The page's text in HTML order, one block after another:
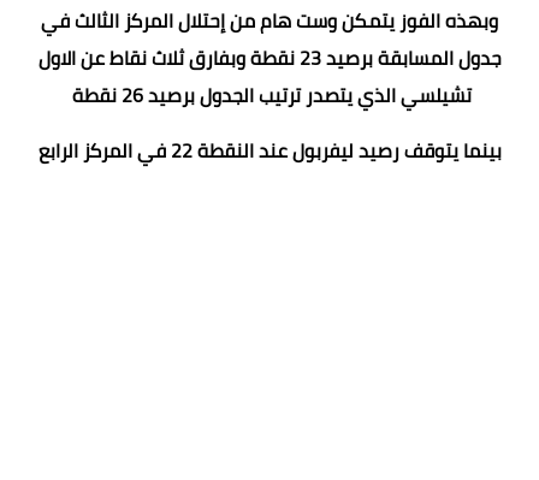
وبهذه الفوز يتمكن وست هام من إحتلال المركز الثالث في
جدول المسابقة برصيد 23 نقطة وبفارق ثلاث نقاط عن الاول
تشيلسي الذي يتصدر ترتيب الجدول برصيد 26 نقطة
بينما يتوقف رصيد ليفربول عند النقطة 22 في المركز الرابع